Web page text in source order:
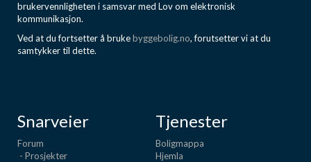
brukervennligheten i samsvar med Lov om elektronisk
kommunikasjon.
Ved at du fortsetter å brukebyggebolig.no, forutsetter vi at du
samtykker til dette.
Snarveier
Forum
- Prosjekter
Tjenester
Boligmappa
Hjemla